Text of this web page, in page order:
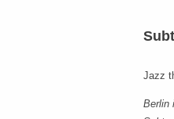
Jazz
Berlin